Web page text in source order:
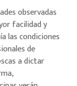
observadas
facilidad y
las condiciones
de
a dictar